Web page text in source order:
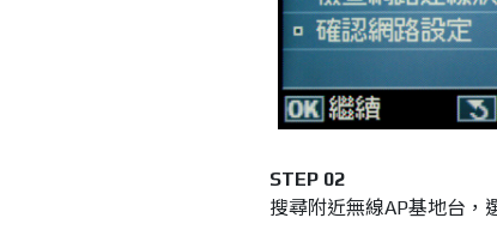
STEP 02
搜尋附近無線AP基地台，